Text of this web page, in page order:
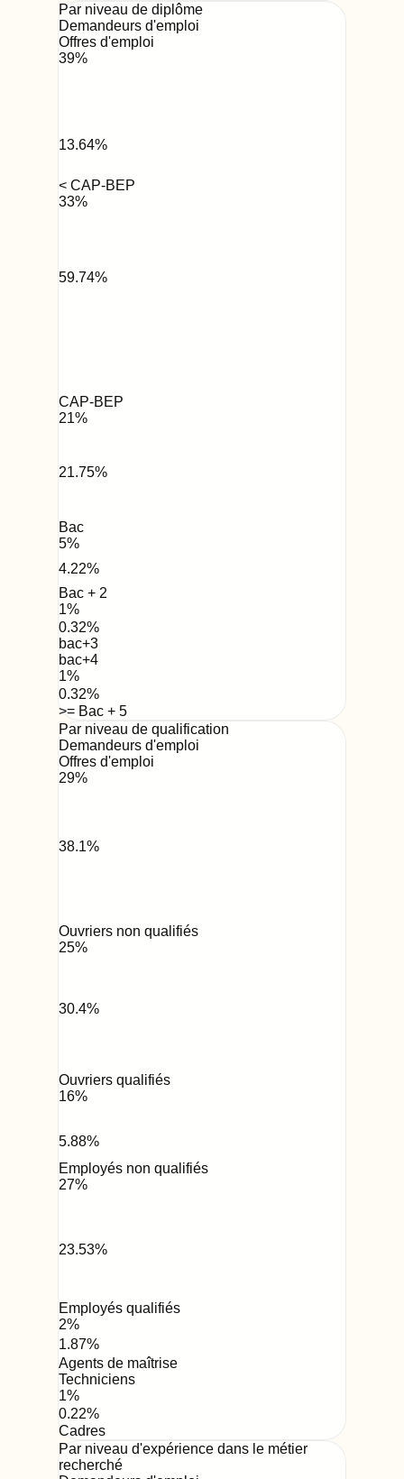
Par niveau de diplôme
Demandeurs d'emploi
Offres d'emploi
39%
13.64%
< CAP-BEP
33%
59.74%
CAP-BEP
21%
21.75%
Bac
5%
4.22%
Bac + 2
1%
0.32%
bac+3
bac+4
1%
0.32%
>= Bac + 5
Par niveau de qualification
Demandeurs d'emploi
Offres d'emploi
29%
38.1%
Ouvriers non qualifiés
25%
30.4%
Ouvriers qualifiés
16%
5.88%
Employés non qualifiés
27%
23.53%
Employés qualifiés
2%
1.87%
Agents de maîtrise
Techniciens
1%
0.22%
Cadres
Par niveau d'expérience dans le métier
recherché